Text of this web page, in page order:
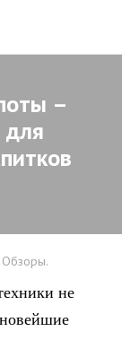
–
для
Обзоры.
не
новейшие